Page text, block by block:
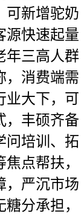
可新增驼奶
源快速起量
年三高人群
，消费端需
业大下，可
，丰硕齐备
问培训、拓
点帮扶，
，严沉市场
分承担，